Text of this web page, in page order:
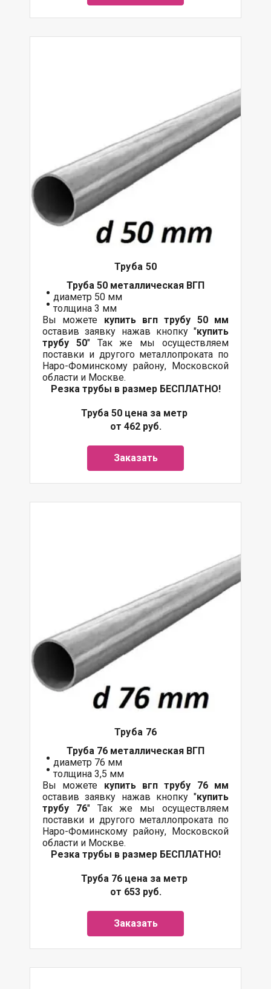
Труба 50
Труба 50 металлическая ВГП
диаметр 50 мм
толщина 3 мм
Вы можете
купить вгп трубу 50 мм
оставив заявку нажав кнопку "купить
трубу 50" Так же мы осуществляем
поставки и другого металлопроката по
Наро-Фоминскому району, Московской
области и Москве.
Резка трубы в размер БЕСПЛАТНО!
Труба 50 цена за метр
от 462 руб.
Заказать
Труба 76
Труба 76 металлическая ВГП
диаметр 76 мм
толщина 3,5 мм
Вы можете купить вгп трубу 76 мм
оставив заявку нажав кнопку "купить
трубу 76" Так же мы осуществляем
поставки и другого металлопроката по
Наро-Фоминскому району, Московской
области и Москве.
Резка трубы в размер БЕСПЛАТНО!
Труба 76 цена за метр
от 653 руб.
Заказать